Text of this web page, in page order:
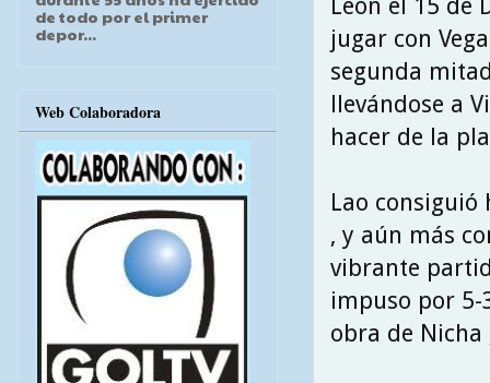
León el 15 de
jugar con
segunda
llevándose a
hacer de la
Lao consiguió
, y aún más
vibrante
impuso por 5-
obra de
de todo por el primer
depor...
Web Colaboradora